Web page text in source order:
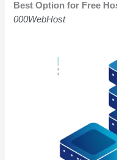
Best Option for Free
000WebHost